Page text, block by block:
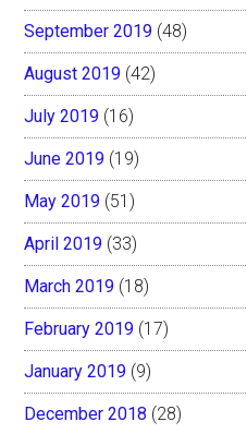
September 2019 (48)
August 2019 (42)
July 2019 (16)
June 2019 (19)
May 2019 (51)
April 2019 (33)
March 2019 (18)
February 2019 (17)
January 2019 (9)
December 2018 (28)